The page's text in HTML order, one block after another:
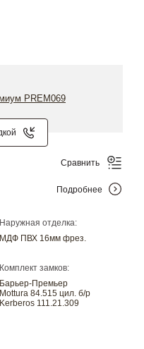
Наружная отделка:
МДФ ПВХ 16мм фрез.
Комплект замков:
Барьер-Премьер
Mottura 84.515 цил. б/р
Kerberos 111.21.309
Сравнить
Подробнее